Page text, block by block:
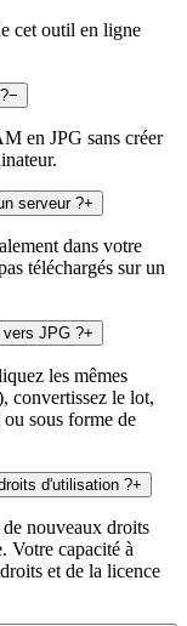
cet outil en ligne
−
en JPG sans créer
serveur ?+
dans votre
téléchargés sur un
vers JPG ?+
les mêmes
convertissez le lot,
sous forme de
d'utilisation ?+
nouveaux droits
Votre capacité à
et de la licence